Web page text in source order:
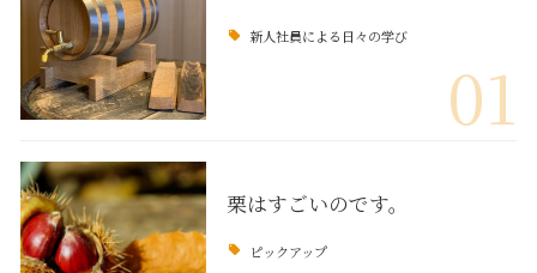
新人社員による日々の学び
01
栗はすごいのです。
ピックアップ